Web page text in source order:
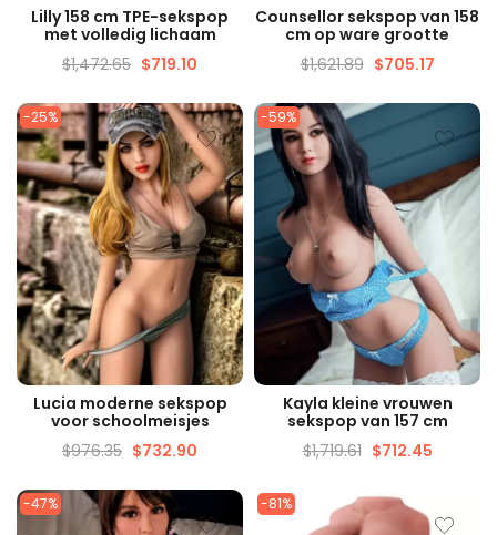
SNELLE WEERGAVE
Lilly 158 cm TPE-sekspop
met volledig lichaam
$1,472.65 $719.10
SNELLE WEERGAVE
Counsellor sekspop van 158
cm op ware grootte
$1,621.89 $705.17
-25%
SNELLE WEERGAVE
Lucia moderne sekspop
voor schoolmeisjes
$976.35 $732.90
-59%
SNELLE WEERGAVE
Kayla kleine vrouwen
sekspop van 157 cm
$1,719.61 $712.45
-47% -81%